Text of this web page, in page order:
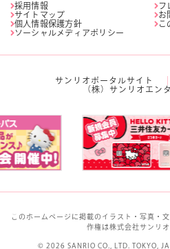
採用情報
フ
サイトマップ
お
個人情報保護方針
こ
ソーシャルメディアポリシー
サンリオポータルサイト
（株）サンリオエン
このホームページに掲載のイラスト・写真・
作権は株式会社サンリオ
© 2026 SANRIO CO., LTD. TOKYO,